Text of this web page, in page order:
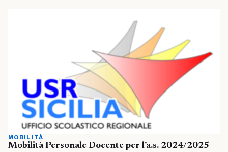
MOBILITÀ
Mobilità Personale Docente per l’a.s. 2024/2025 –